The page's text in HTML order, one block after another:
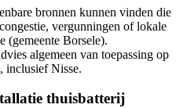
bronnen kunnen vinden die
vergunningen of lokale
(gemeente Borsele).
algemeen van toepassing op
inclusief Nisse.
thuisbatterij